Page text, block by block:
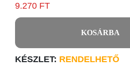
9.270 FT
KOSÁRBA
KÉSZLET: RENDELHETŐ